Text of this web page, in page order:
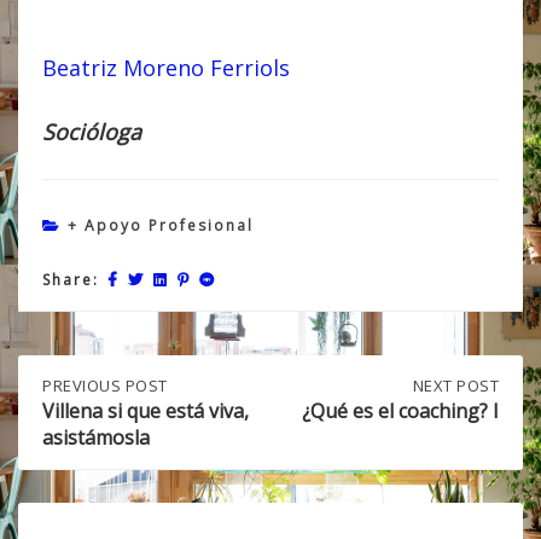
Beatriz Moreno Ferriols
Socióloga
+ Apoyo Profesional
Share:
Post
navigation
PREVIOUS
POST:
VILLENA
SI
QUE
ESTÁ
PREVIOUS POST
Villena si que está viva,
asistámosla
POST:
¿QUÉ
EL
COACHING?
NEXT POST
¿Qué es el coaching? I